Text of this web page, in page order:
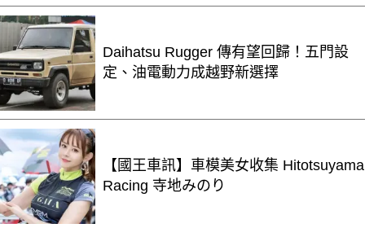
Daihatsu Rugger 傳有望回歸！五門設
定、油電動力成越野新選擇
【國王車訊】車模美女收集 Hitotsuyama
Racing 寺地みのり